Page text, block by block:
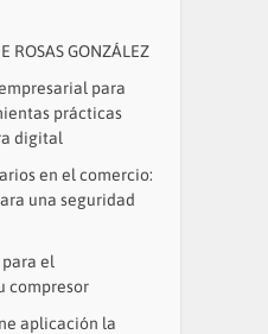
ROSAS GONZÁLEZ
para
prácticas
digital
en el comercio:
una seguridad
el
compresor
aplicación la